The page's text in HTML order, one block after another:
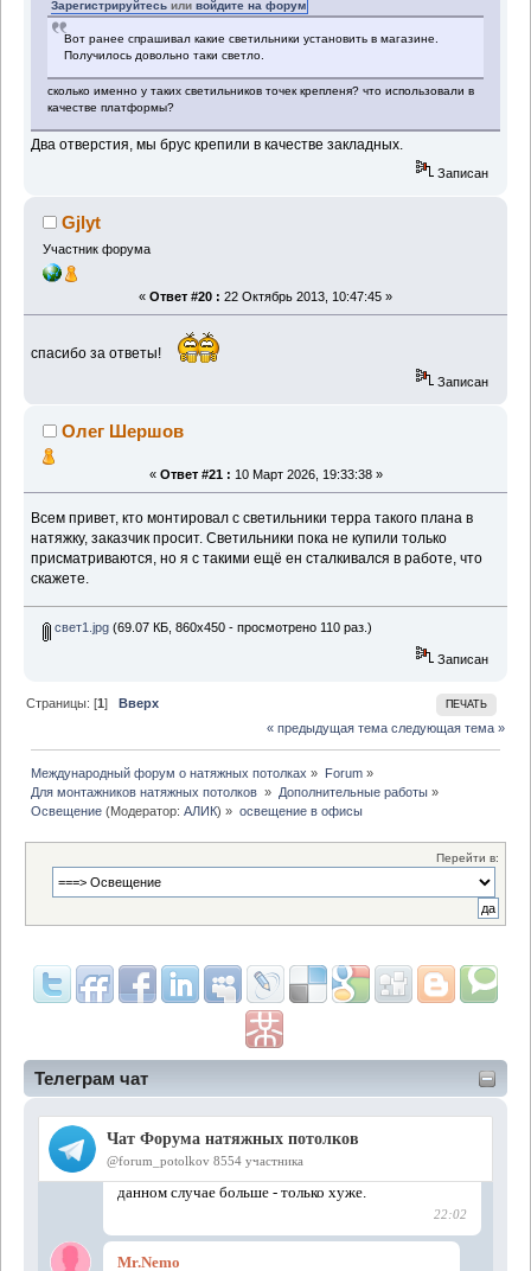
Телеграм чат
Зарегистрируйтесь иливойдите на форум
Вот ранее спрашивал какие светильники установить в магазине.
Получилось довольно таки светло.
сколько именно у таких светильников точек крепленя? что использовали в
качестве платформы?
Два отверстия, мы брус крепили в качестве закладных.
Записан
Gjlyt
Участник форума
« Ответ #20 : 22 Октябрь 2013, 10:47:45 »
спасибо за ответы!
Записан
Олег Шершов
« Ответ #21 : 10 Март 2026, 19:33:38 »
Всем привет, кто монтировал с светильники терра такого плана в
натяжку, заказчик просит. Светильники пока не купили только
присматриваются, но я с такими ещё ен сталкивался в работе, что
скажете.
свет1.jpg(69.07 КБ, 860x450 - просмотрено 110 раз.)
Записан
ПЕЧАТЬ
Страницы: [1]Вверх
« предыдущая тема следующая тема »
Международный форум о натяжных потолках » Forum»
Для монтажников натяжных потолков » Дополнительные работы»
Освещение (Модератор:АЛИК) » освещение в офисы
Перейти в: